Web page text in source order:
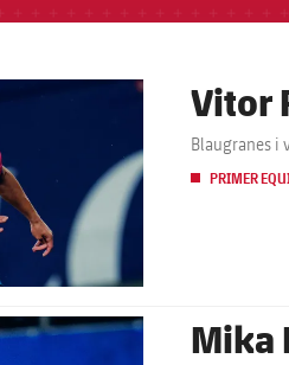
Vitor
Blaugranes i
PRIMER
Mika